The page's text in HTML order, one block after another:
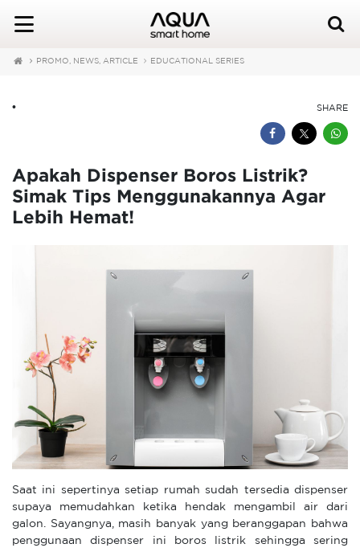
PROMO, NEWS, ARTICLE EDUCATIONAL SERIES
SHARE
•
Apakah Dispenser Boros Listrik?
Simak Tips Menggunakannya Agar
Lebih Hemat!
Saat ini sepertinya setiap rumah sudah tersedia dispenser
supaya memudahkan ketika hendak mengambil air dari
galon. Sayangnya, masih banyak yang beranggapan bahwa
penggunaan dispenser ini boros listrik sehingga sering